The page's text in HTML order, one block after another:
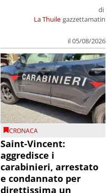
La Thuile
di
gazzettamatin
il 05/08/2026
CRONACA
Saint-Vincent:
aggredisce i
carabinieri, arrestato
e condannato per
direttissima un